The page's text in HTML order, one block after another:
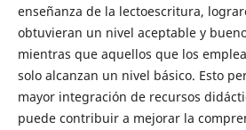
enseñanza de la lectoescritura,
obtuvieran un nivel aceptable y
mientras que aquellos que los
solo alcanzan un nivel básico. Esto
mayor integración de recursos
puede contribuir a mejorar la